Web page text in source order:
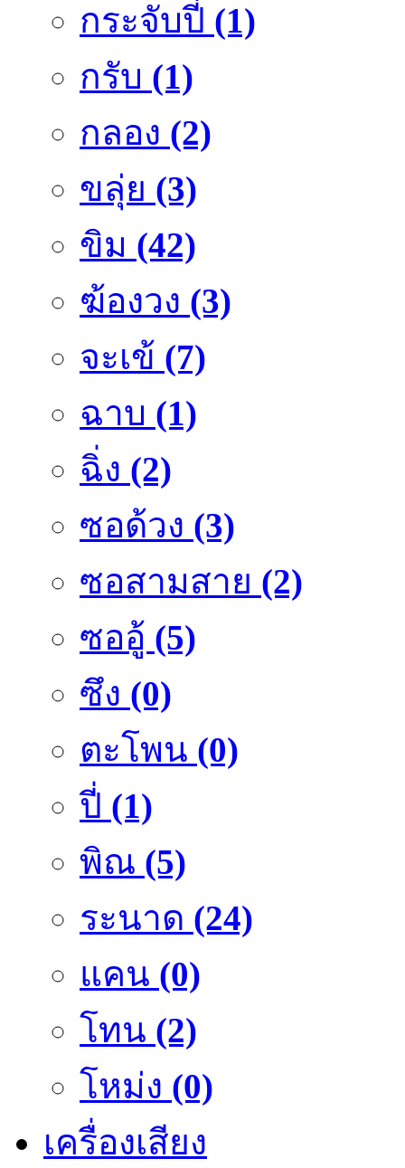
กระจับปี่ (1)
กรับ (1)
กลอง (2)
ขลุ่ย (3)
ขิม (42)
ฆ้องวง (3)
จะเข้ (7)
ฉาบ (1)
ฉิ่ง (2)
ซอด้วง (3)
ซอสามสาย (2)
ซออู้ (5)
ซึง (0)
ตะโพน (0)
ปี่ (1)
พิณ (5)
ระนาด (24)
แคน (0)
โทน (2)
โหม่ง (0)
เครื่องเสียง